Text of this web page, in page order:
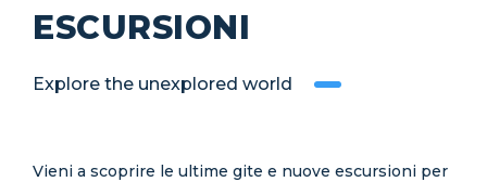
ESCURSIONI
Explore the unexplored world
Vieni a scoprire le ultime gite e nuove escursioni per